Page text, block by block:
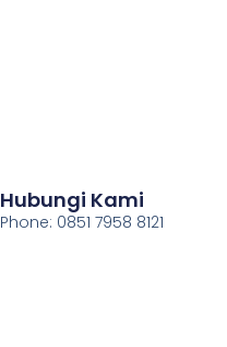
Hubungi Kami
Phone: 0851 7958 8121